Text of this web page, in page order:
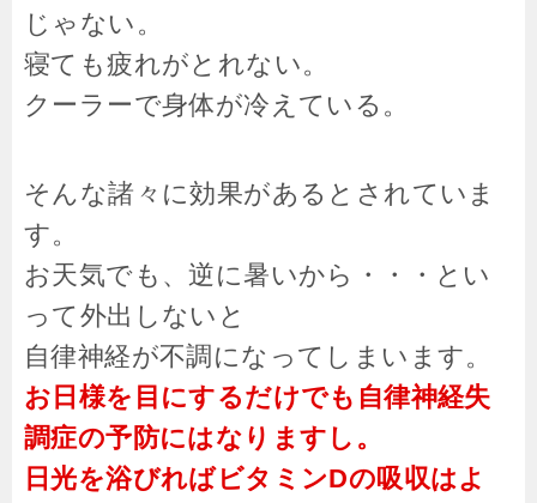
じゃない。
寝ても疲れがとれない。
クーラーで身体が冷えている。
そんな諸々に効果があるとされていま
す。
お天気でも、逆に暑いから・・・とい
って外出しないと
自律神経が不調になってしまいます。
お日様を目にするだけでも自律神経失
調症の予防にはなりますし。
日光を浴びればビタミンDの吸収はよ